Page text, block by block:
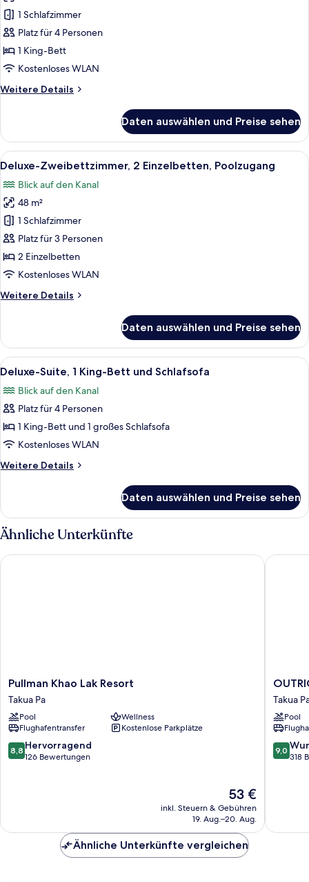
Zimmer,
1 King-
Bett,
Poolzugang
1 Schlafzimmer
Platz für 4 Personen
1 King-Bett
Kostenloses WLAN
Weitere Details
Weitere
Zimmer,
1 King-
Bett,
Daten auswählen und Preise sehen
Alle
Fotos
für
Deluxe-
Zweibettzimmer,
2 Einzelbetten,
Poolzugang
anzeigen
Ein Hotelzimmer mit zwei Betten,
15
Deluxe-Zweibettzimmer, 2 Einzelbetten, Poolzugang
Blick auf den Kanal
48 m²
1 Schlafzimmer
Platz für 3 Personen
2 Einzelbetten
Kostenloses WLAN
Weitere Details
Weitere
Zweibettzimmer,
2 Einzelbetten,
Poolzugang
Daten auswählen und Preise sehen
Alle
Fotos
für
Deluxe-
Suite,
1 King-
Bett
und
anzeigen
Deluxe-Suite, 1 King-Bett und
12
Deluxe-Suite, 1 King-Bett und Schlafsofa
Blick auf den Kanal
Platz für 4 Personen
1 King-Bett und 1 großes Schlafsofa
Kostenloses WLAN
Weitere Details
Weitere
Suite,
1 King-
Bett
Schlafsofa
Daten auswählen und Preise sehen
Ähnliche Unterkünfte
Pullman
Khao
Lak
Resort
Takua
Pa
Pullman Khao Lak Resort
Takua Pa
Pool
Wellness
Flughafentransfer
Kostenlose Parkplätze
8.8
von
8,8 Hervorragend
126 Bewertungen
Der
Preis
beträgt
53 €
inkl. Steuern & Gebühren
19. Aug.–20. Aug.
Pullman Khao Lak Resort
Khao
Lak
Beach
Resort
Takua
Pa
Takua
Pool
9.0
von
9,0
318
Ähnliche Unterkünfte vergleichen